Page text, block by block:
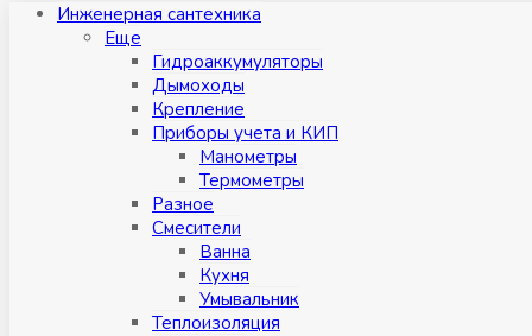
Инженерная сантехника
Eще
Гидроаккумуляторы
Дымоходы
Крепление
Приборы учета и КИП
Манометры
Термометры
Разное
Смесители
Ванна
Кухня
Умывальник
Теплоизоляция